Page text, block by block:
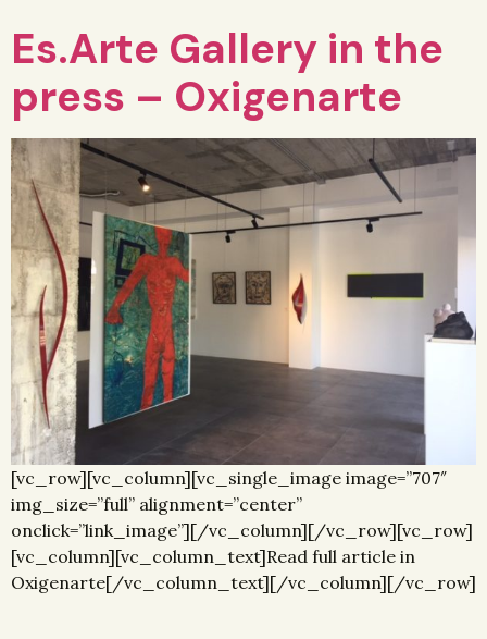
Es.Arte Gallery in the
press – Oxigenarte
[vc_row][vc_column][vc_single_image image=”707″
img_size=”full” alignment=”center”
onclick=”link_image”][/vc_column][/vc_row][vc_row]
[vc_column][vc_column_text]Read full article in
Oxigenarte[/vc_column_text][/vc_column][/vc_row]